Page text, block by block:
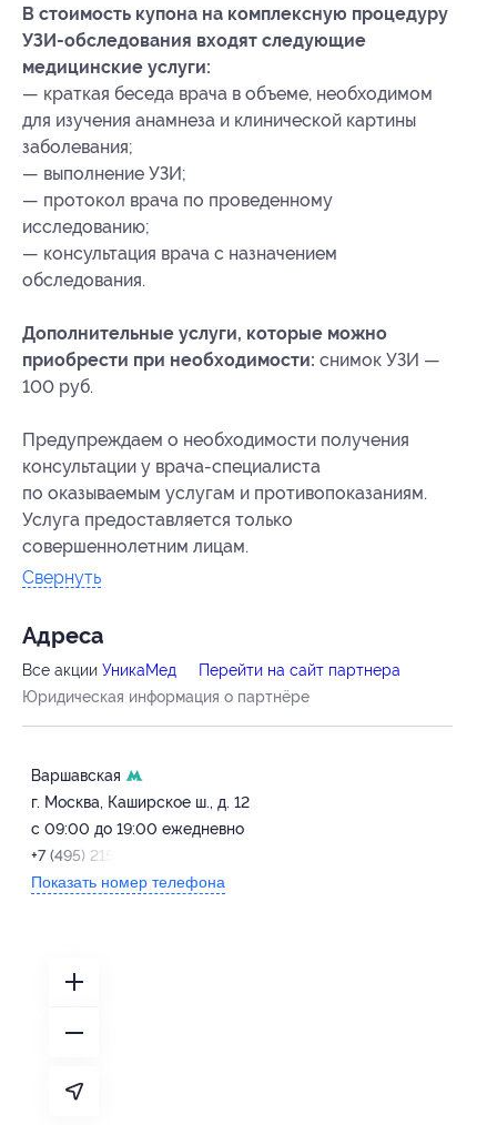
В стоимость купона на комплексную процедуру
УЗИ-обследования входят следующие
медицинские услуги:
— краткая беседа врача в объеме, необходимом
для изучения анамнеза и клинической картины
заболевания;
— выполнение УЗИ;
— протокол врача по проведенному
исследованию;
— консультация врача с назначением
обследования.
Дополнительные услуги, которые можно
приобрести при необходимости: снимок УЗИ —
100 руб.
Предупреждаем о необходимости получения
консультации у врача-специалиста
по оказываемым услугам и противопоказаниям.
Услуга предоставляется только
совершеннолетним лицам.
Свернуть
Адресa
Все акции УникаМед
Перейти на сайт партнера
Юридическая информация о партнёре
Варшавская
г. Москва, Каширское ш., д. 12
с 09:00 до 19:00 ежедневно
+7 (495) 215-18-19
Показать номер телефона